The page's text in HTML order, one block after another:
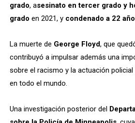
grado, asesinato en tercer grado y
grado en 2021, y condenado a 22
La muerte de George Floyd, que
contribuyó a impulsar además una
sobre el racismo y la actuación
en todo el mundo.
Una investigación posterior del